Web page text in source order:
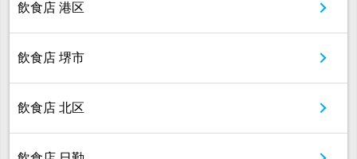
飲食店 港区
飲食店 堺市
飲食店 北区